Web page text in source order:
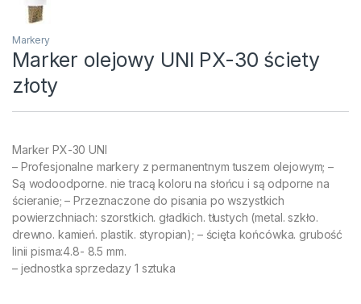
Markery
Marker olejowy UNI PX-30 ściety
złoty
Marker PX-30 UNI
– Profesjonalne markery z permanentnym tuszem olejowym; –
Są wodoodporne. nie tracą koloru na słońcu i są odporne na
ścieranie; – Przeznaczone do pisania po wszystkich
powierzchniach: szorstkich. gładkich. tłustych (metal. szkło.
drewno. kamień. plastik. styropian); – ścięta końcówka. grubość
linii pisma:4.8- 8.5 mm.
– jednostka sprzedazy 1 sztuka